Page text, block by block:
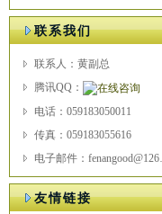
联系我们
联系人：黄副总
腾讯QQ：
电话：059183050011
传真：059183055616
电子邮件：fenangood@126.com
友情链接